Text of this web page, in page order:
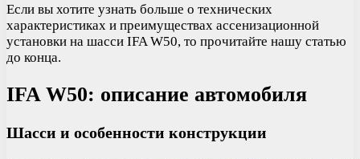
Если вы хотите узнать больше о технических
характеристиках и преимуществах ассенизационной
установки на шасси IFA W50, то прочитайте нашу статью
до конца.
IFA W50: описание автомобиля
Шасси и особенности конструкции